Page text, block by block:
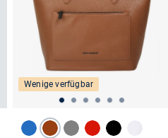
Wenige verfügbar